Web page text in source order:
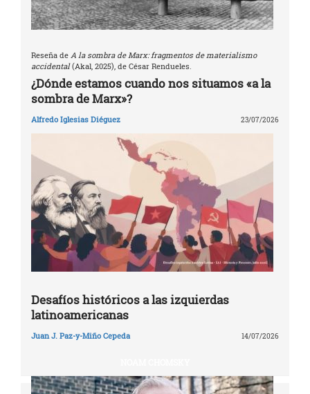
Reseña de A la sombra de Marx: fragmentos de materialismo
accidental(Akal, 2025), de César Rendueles.
¿Dónde estamos cuando nos situamos «a la
sombra de Marx»?
Alfredo Iglesias Diéguez 23/07/2026
Desafíos históricos a las izquierdas
latinoamericanas
Juan J. Paz-y-Miño Cepeda 14/07/2026